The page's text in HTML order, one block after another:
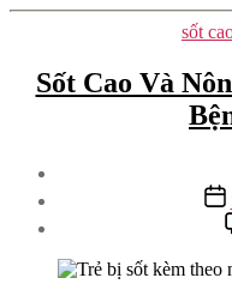
sốt
Sốt Cao Và